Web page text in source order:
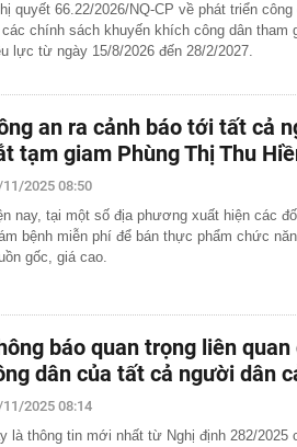
giao dịch chuyển khoản 35 triệu đồng tới
1984, thanh niên SN 2000 được mời tới
chú ý: Từ 16/10, sân bay có thể mở vali để
nhì Việt Nam và vợ hơn 4 tuổi của Bình
từ Việt Nam sang Mỹ
liên tục trồi lên từ nền nhà, gia chủ gọi người
sơ tán
700 tỷ giờ bán cà phê ở phường Hoà Hưng
"vỡ trận"
người phụ nữ sốt cao liên tục, phổi tổn
cảnh báo mối nguy ít ai ngờ ngay trong nhà
bánh xe ô tô ở khu đô thị Hà Nội
dụng Android có thể âm thầm theo dõi vị
quyết 66.22/2026/NQ-CP về phát triển
chính sách khuyến khích công dân tham
lực từ ngày 15/8/2026 đến 28/2/2027.
an ra cảnh báo tới tất cả
tạm giam Phùng Thị Thu
11/2025 08:50
nay, tại một số địa phương xuất hiện các
bệnh miễn phí để bán thực phẩm chức
gốc, giá cao.
báo quan trọng liên
dân của tất cả người dân
2025 08:14
là thông tin mới nhất từ Nghị định 282/2025